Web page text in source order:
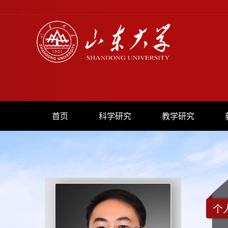
首页 科学研究 教学研究
个